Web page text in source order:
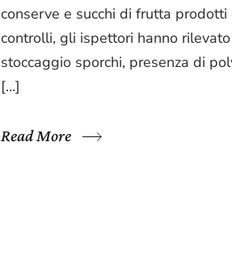
conserve e succhi di frutta
controlli, gli ispettori hanno
stoccaggio sporchi, presenza di
[…]
Read More